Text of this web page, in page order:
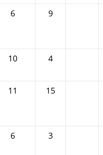
6 9
10 4
11 15
6 3